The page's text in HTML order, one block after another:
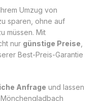
Umzug von
sparen, ohne auf
müssen. Mit
nur günstige Preise
Best-Preis-Garantie
Anfrage und lassen